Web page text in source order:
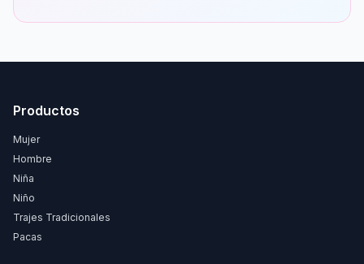
Productos
Mujer
Hombre
Niña
Niño
Trajes Tradicionales
Pacas